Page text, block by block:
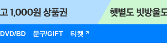
DVD/BD 문구/GIFT 티켓